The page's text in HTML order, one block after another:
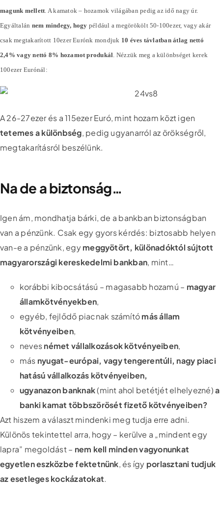
magunk mellett . A kamatok – hozamok világában pedig az idő nagy úr.
Egyáltalán nem mindegy, hogy például a megörökölt 50-100ezer, vagy akár
csak megtakarított 10ezer Eurónk mondjuk 10 éves távlatban átlag nettó
2,4% vagy nettó 8% hozamot produkál . Nézzük meg a különbséget kerek
100ezer Eurónál:
A 26-27ezer és a 115ezer Euró, mint hozam közt igen
tetemes a különbség, pedig ugyanarról az örökségről,
megtakarításról beszélünk.
Na de a biztonság…
Igen ám, mondhatja bárki, de a bankban biztonságban
van a pénzünk. Csak egy gyors kérdés: biztosabb helyen
van-e a pénzünk, egymeggyötört, különadóktól sújtott
magyarországi kereskedelmi bankban, mint…
korábbi kibocsátású – magasabb hozamú – magyar
államkötvényekben,
egyéb, fejlődő piacnak számítómás állam
kötvényeiben,
nevesnémet vállalkozások kötvényeiben,
más nyugat-európai, vagy tengerentúli, nagy piaci
hatású vállalkozás kötvényeiben,
ugyanazon banknak(mint ahol betétjét elhelyezné)a
banki kamat többszörösét fizető kötvényeiben?
Azt hiszem a választ mindenki meg tudja erre adni.
Különös tekintettel arra, hogy – kerülve a „mindent egy
lapra” megoldást – nem kell minden vagyonunkat
egyetlen eszközbe fektetnünk, és így porlasztani tudjuk
az esetleges kockázatokat.